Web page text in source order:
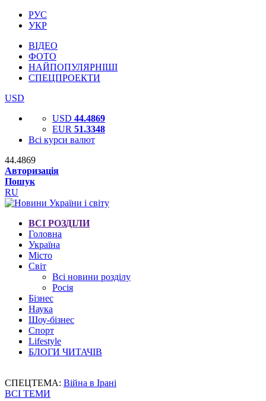
РУС
УКР
ВІДЕО
ФОТО
НАЙПОПУЛЯРНІШІ
СПЕЦПРОЕКТИ
USD
USD 44.4869
EUR 51.3348
Всі курси валют
44.4869
Авторизація
Пошук
RU
ВСІ РОЗДІЛИ
Головна
Україна
Місто
Світ
Всі новини розділу
Росія
Бізнес
Наука
Шоу-бізнес
Спорт
Lifestyle
БЛОГИ ЧИТАЧІВ
СПЕЦТЕМА: Війна в Ірані
ВСІ ТЕМИ